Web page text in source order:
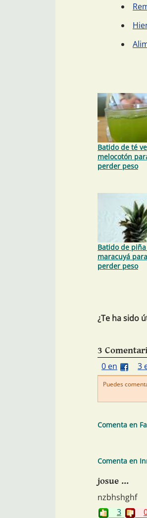
Batido de té
melocotón
perder peso
Batido de
maracuyá para
perder peso
¿Te ha sido
3
0 en
3
Puedes
Comenta en
Comenta en
josue ...
nzbhshghf
3